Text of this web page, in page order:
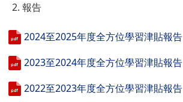
2. 報告
2024至2025年度全方位學習津貼報告
2023至2024年度全方位學習津貼報告
2022至2023年度全方位學習津貼報告